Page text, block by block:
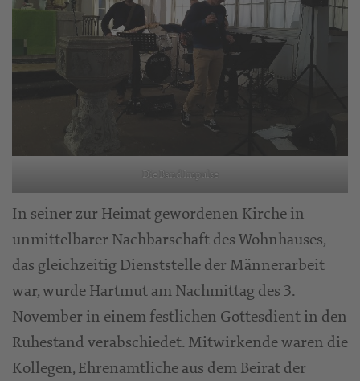
Die Band Impulse
In seiner zur Heimat gewordenen Kirche in
unmittelbarer Nachbarschaft des Wohnhauses,
das gleichzeitig Dienststelle der Männerarbeit
war, wurde Hartmut am Nachmittag des 3.
November in einem festlichen Gottesdient in den
Ruhestand verabschiedet. Mitwirkende waren die
Kollegen, Ehrenamtliche aus dem Beirat der